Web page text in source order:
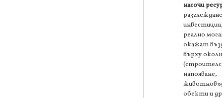
насочи
реално
окажат
върху
напояване,
обекти и